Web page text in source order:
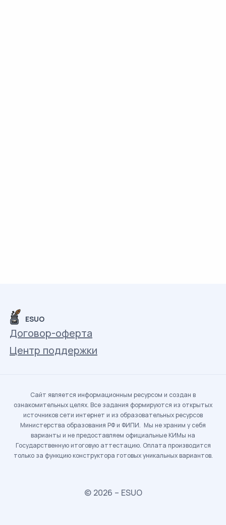
ESUO
Договор-оферта
Центр поддержки
Сайт является информационным ресурсом и создан в
ознакомительных целях. Все задания формируются из открытых
источников сети интернет и из образовательных ресурсов
Министерства образования РФ и ФИПИ. Мы не храним у себя
варианты и не предоставляем официальные КИМы на
Государственную итоговую аттестацию. Оплата производится
только за функцию конструктора готовых уникальных вариантов.
© 2026 – ESUO